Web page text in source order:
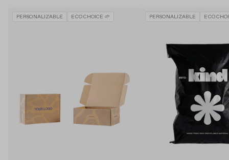
PERSONALIZABLE ECO CHOICE 🌱 PERSONALIZABLE ECO